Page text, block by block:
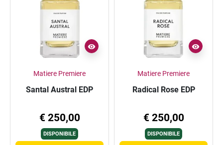
Matiere Premiere
Santal Austral EDP
€ 250,00
DISPONIBILE
Matiere Premiere
Radical Rose EDP
€ 250,00
DISPONIBILE